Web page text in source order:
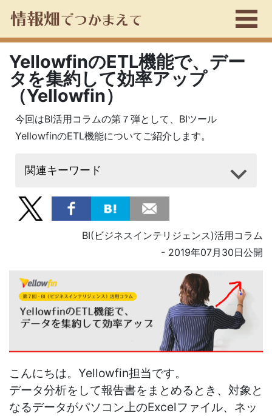
YellowfinのETL機能で、デー
タを集約して効率アップ
（Yellowfin）
今回はBI活用コラムの第７弾として、BIツール
YellowfinのETL機能についてご紹介します。
関連キーワード
BI(ビジネスインテリジェンス)活用コラム
- 2019年07月30日公開
こんにちは。Yellowfin担当です。
データ分析をして報告書をまとめるとき、対象と
なるデータがパソコン上のExcelファイル、ネッ